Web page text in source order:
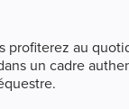
profiterez au
un cadre